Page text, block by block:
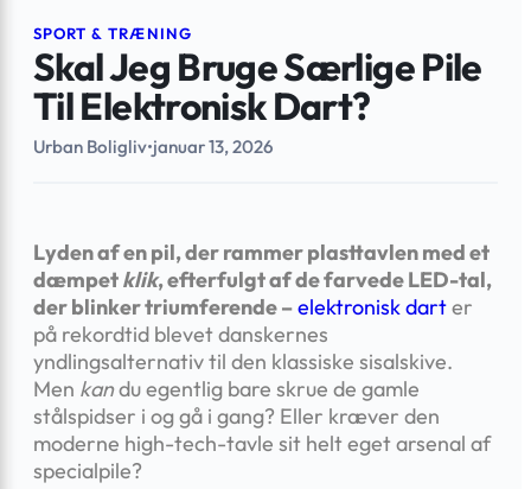
SPORT & TRÆNING
Skal Jeg Bruge Særlige Pile
Til Elektronisk Dart?
Urban Boligliv•januar 13, 2026
Lyden af en pil, der rammer plasttavlen med et
dæmpetklik, efterfulgt af de farvede LED-tal,
der blinker triumferende –elektronisk darter
på rekordtid blevet danskernes
yndlingsalternativ til den klassiske sisal­skive.
Men kandu egentlig bare skrue de gamle
stålspidser i og gå i gang? Eller kræver den
moderne high-tech-tavle sit helt eget arsenal af
specialpile?